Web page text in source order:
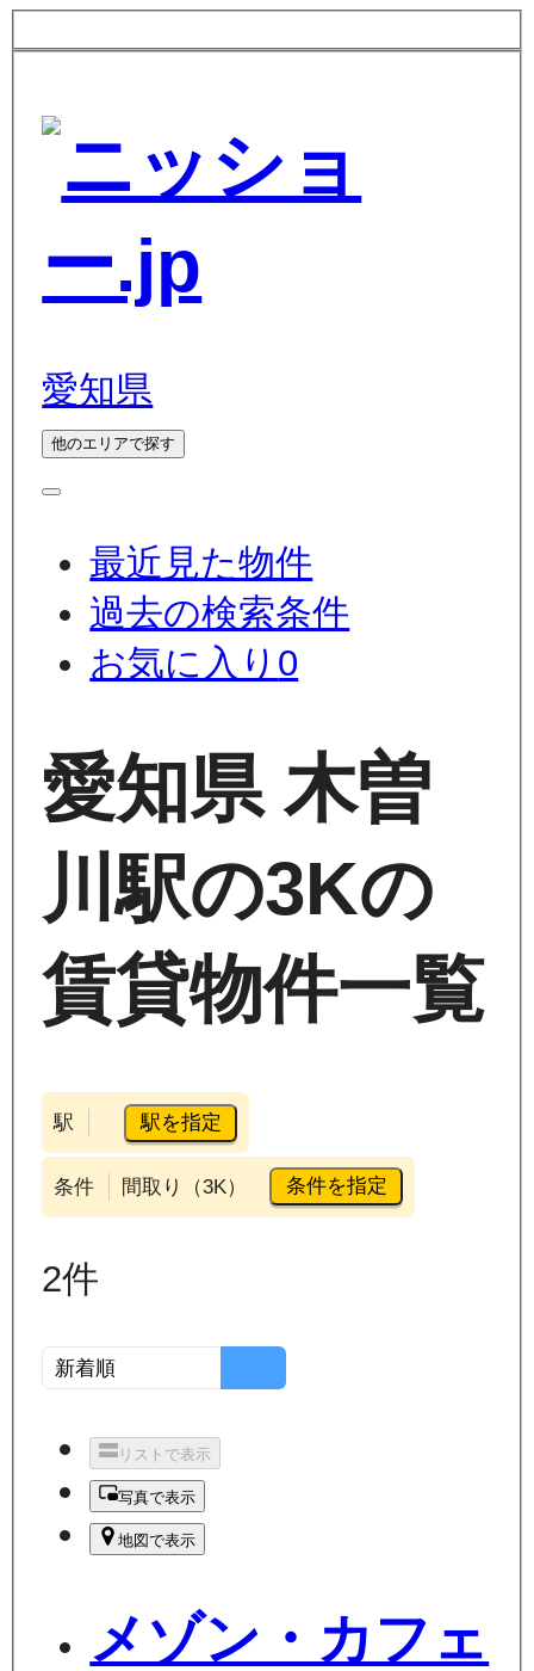
愛知県
他のエリアで探す
最近見た物件
過去の検索条件
お気に入り 0
愛知県 木曽
川駅の3Kの
賃貸物件一覧
駅 駅を指定
条件 間取り（3K） 条件を指定
2件
リストで表示
写真で表示
地図で表示
メゾン・カフェ